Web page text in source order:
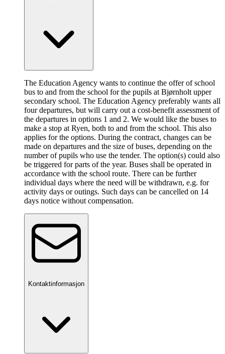
The Education Agency wants to continue the offer of school
bus to and from the school for the pupils at Bjørnholt upper
secondary school. The Education Agency preferably wants all
four departures, but will carry out a cost-benefit assessment of
the departures in options 1 and 2. We would like the buses to
make a stop at Ryen, both to and from the school. This also
applies for the options. During the contract, changes can be
made on departures and the size of buses, depending on the
number of pupils who use the tender. The option(s) could also
be triggered for parts of the year. Buses shall be operated in
accordance with the school route. There can be further
individual days where the need will be withdrawn, e.g. for
activity days or outings. Such days can be cancelled on 14
days notice without compensation.
Kontaktinformasjon